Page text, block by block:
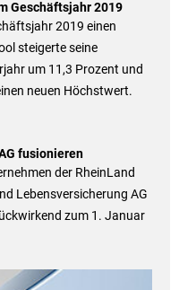
Geschäftsjahr 2019
2019 einen
steigerte seine
um 11,3 Prozent und
neuen Höchstwert.
fusionieren
der RheinLand
Lebensversicherung AG
zum 1. Januar